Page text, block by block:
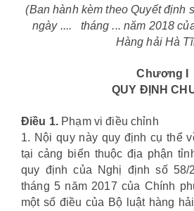
(Ban hành kèm theo Quyết
ngày .... tháng ... năm 2018
Hàng hải Hà
Chương I
QUY ĐỊNH
Điều 1.Phạm vi điều chỉnh
1. Nội quy này quy định cụ thể
tại cảng biển thuộc địa phận
quy định của Nghị định số 58/
tháng 5 năm 2017 của Chính
một số điều của Bộ luật hàng